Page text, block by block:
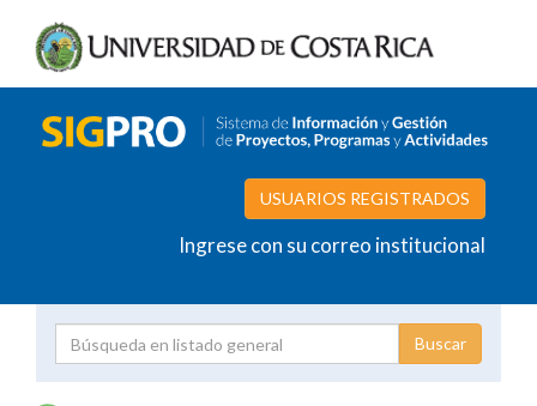
USUARIOS REGISTRADOS
Ingrese con su correo institucional